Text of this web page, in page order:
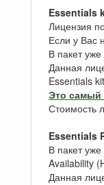
Essentials
Лицензия
Если у Вас
В пакет
Данная
Essentials
Это самый
Стоимость
Essentials
В пакет уже
Availability
Данная